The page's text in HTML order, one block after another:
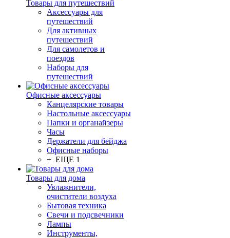
Товары для путешествий
Аксессуары для
путешествий
Для активных
путешествий
Для самолетов и
поездов
Наборы для
путешествий
Офисные аксессуары
Канцелярские товары
Настольные аксессуары
Папки и органайзеры
Часы
Держатели для бейджа
Офисные наборы
+ ЕЩЕ 1
Товары для дома
Увлажнители,
очистители воздуха
Бытовая техника
Свечи и подсвечники
Лампы
Инструменты,